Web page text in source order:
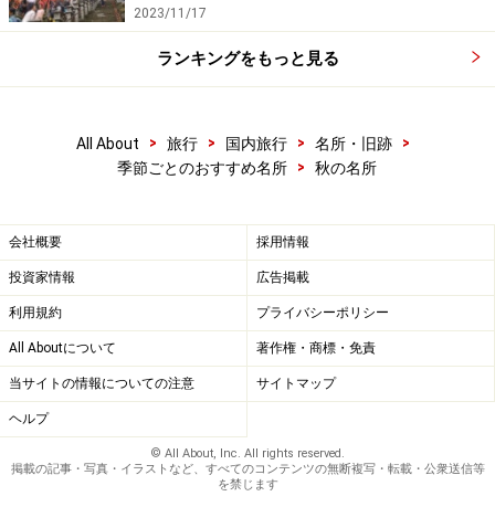
2023/11/17
ランキングをもっと見る
All About > 旅行 > 国内旅行 > 名所・旧跡
>
季節ごとのおすすめ名所
> 秋の名所
会社概要 採用情報
投資家情報 広告掲載
利用規約 プライバシーポリシー
All Aboutについて 著作権・商標・免責
当サイトの情報についての注意 サイトマップ
ヘルプ
© All About, Inc. All rights reserved.
掲載の記事・写真・イラストなど、すべてのコンテンツの無断複写・転載・公衆送信等
を禁じます